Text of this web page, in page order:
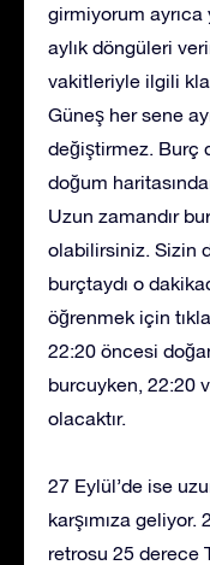
girmiyorum ayrıca
aylık döngüleri
vakitleriyle ilgili
Güneş her sene
değiştirmez. Burç
doğum
Uzun zamandır
olabilirsiniz. Sizin
burçtaydı o
öğrenmek için
22:20 öncesi
burcuyken, 22:20
olacaktır.
27 Eylül’de ise
karşımıza geliyor.
retrosu 25 derece